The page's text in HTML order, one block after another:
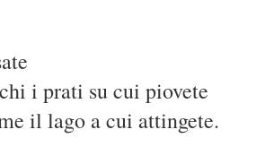
i prati su cui piovete
il lago a cui attingete.